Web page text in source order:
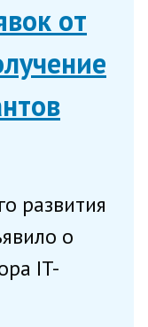
от
развития
о
IT-